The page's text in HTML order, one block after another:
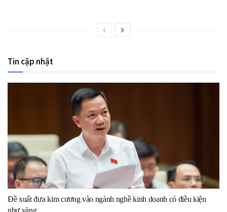
Tin cập nhật
Đề xuất đưa kim cương vào ngành nghề kinh doanh có điều kiện
như vàng